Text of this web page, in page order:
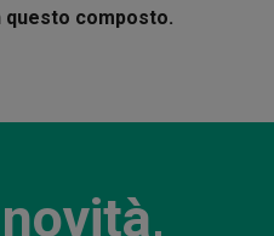
composto.